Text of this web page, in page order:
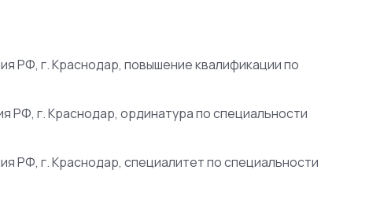
РФ, г. Краснодар, повышение квалификации по
РФ, г. Краснодар, ординатура по специальности
РФ, г. Краснодар, специалитет по специальности